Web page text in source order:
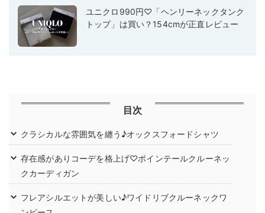
ユニクロ990円♡「ヘンリーネックタンク
トップ」は買い？154cmが正直レビュー
目次
クラシカルな雰囲気を纏う♪オックスフォードシャツ
存在感がありコーデを格上げ♡ポインテールクルーネッ
クカーディガン
フレアシルエットが美しい♪ワイドリブクルーネックワ